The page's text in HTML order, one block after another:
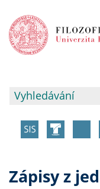
Zápisy z